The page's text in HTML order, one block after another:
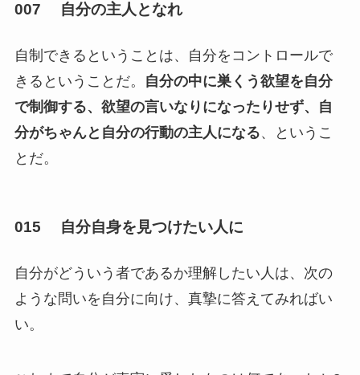
007 自分の主人となれ
自制できるということは、自分をコントロールで
きるということだ。
自分の中に巣くう欲望を自分
で制御する、欲望の言いなりになったりせず、自
分がちゃんと自分の行動の主人になる、というこ
とだ。
015 自分自身を見つけたい人に
自分がどういう者であるか理解したい人は、次の
ような問いを自分に向け、真摯に答えてみればい
い。